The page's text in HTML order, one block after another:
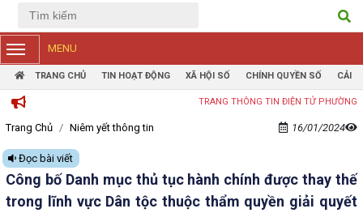
MENU
TRANG CHỦ TIN HOẠT ĐỘNG XÃ HỘI SỐ CHÍNH QUYỀN SỐ CẢI
TRANG THÔNG TIN ĐIỆN TỬ PHƯỜNG TÂN LẬP
Trang Chủ Niêm yết thông tin 16/01/2024
Đọc bài viết
Công bố Danh mục thủ tục hành chính được thay thế
trong lĩnh vực Dân tộc thuộc thẩm quyền giải quyết